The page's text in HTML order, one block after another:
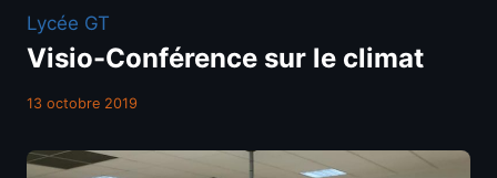
Lycée GT
Visio-Conférence sur le climat
13 octobre 2019